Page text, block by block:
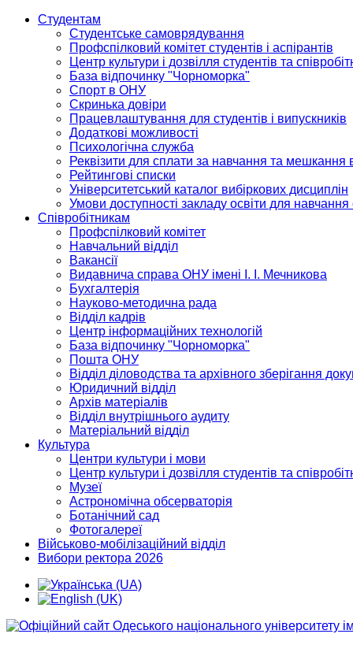
Студентам
Студентське самоврядування
Профспілковий комітет студентів і аспірантів
Центр культури і дозвілля студентів та
База відпочинку "Чорноморка"
Спорт в ОНУ
Скринька довіри
Працевлаштування для студентів і випускників
Додаткові можливості
Психологічна служба
Реквізити для сплати за навчання та мешкання
Рейтингові списки
Університетський каталог вибіркових дисциплін
Умови доступності закладу освіти для
Співробітникам
Профспілковий комітет
Навчальний відділ
Вакансії
Видавнича справа ОНУ імені І. І. Мечникова
Бухгалтерія
Науково-методична рада
Відділ кадрів
Центр інформаційних технологій
База відпочинку "Чорноморка"
Пошта ОНУ
Відділ діловодства та архівного зберігання
Юридичний відділ
Архів матеріалів
Відділ внутрішнього аудиту
Матеріальний відділ
Культура
Центри культури і мови
Центр культури і дозвілля студентів та
Музеї
Астрономічна обсерваторія
Ботанічний сад
Фотогалереї
Військово-мобілізаційний відділ
Вибори ректора 2026